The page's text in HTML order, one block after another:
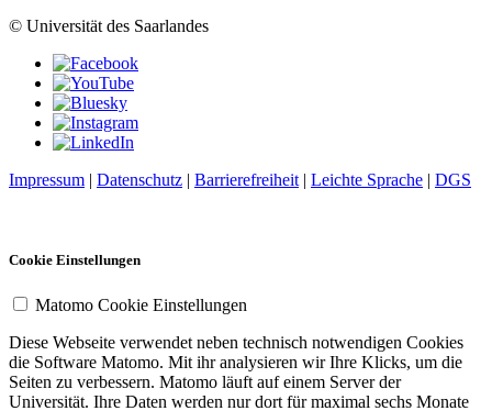
© Universität des Saarlandes
Impressum | Datenschutz | Barrierefreiheit | Leichte Sprache | DGS
Cookie Einstellungen
Matomo Cookie Einstellungen
Diese Webseite verwendet neben technisch notwendigen Cookies
die Software Matomo. Mit ihr analysieren wir Ihre Klicks, um die
Seiten zu verbessern. Matomo läuft auf einem Server der
Universität. Ihre Daten werden nur dort für maximal sechs Monate